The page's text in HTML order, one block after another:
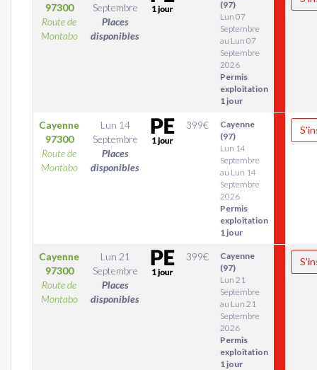
97300
Route de
Montabo
Septembre
Places
disponibles
(97)
Lun 07
Septembre
au Lun 07
Septembre
2026
Permis
exploitation
1 jour
Cayenne
97300
Route de
Montabo
Lun 14
Septembre
Places
disponibles
399€
Cayenne
(97)
Lun 14
Septembre
au Lun 14
Septembre
2026
Permis
exploitation
1 jour
Cayenne
97300
Route de
Montabo
Lun 21
Septembre
Places
disponibles
399€
Cayenne
(97)
Lun 21
Septembre
au Lun 21
Septembre
2026
Permis
exploitation
1 jour